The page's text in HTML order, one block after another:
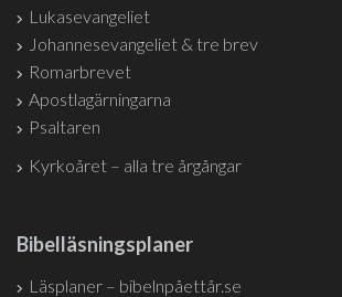
Lukasevangeliet
Johannesevangeliet & tre brev
Romarbrevet
Apostlagärningarna
Psaltaren
Kyrkoåret – alla tre årgångar
Bibelläsningsplaner
Läsplaner – bibelnpåettår.se